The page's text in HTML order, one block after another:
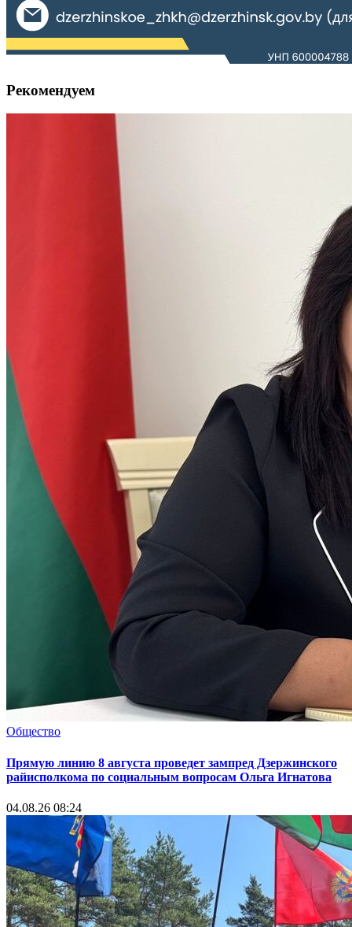
Рекомендуем
Общество
Прямую линию 8 августа проведет зампред Дзержинского
райисполкома по социальным вопросам Ольга Игнатова
04.08.26 08:24